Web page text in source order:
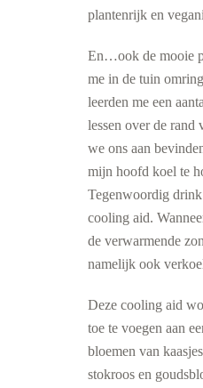
plantenrijk en
En…ook de mooie
me in de tuin
leerden me een
lessen over de rand
we ons aan
mijn hoofd koel te
Tegenwoordig
cooling aid.
de verwarmende
namelijk ook
Deze cooling aid
toe te voegen aan
bloemen van
stokroos en